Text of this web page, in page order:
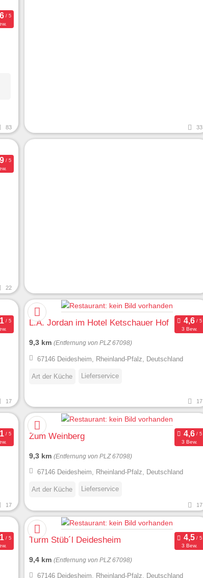
83 33
22
17
L.A. Jordan im Hotel Ketschauer Hof
3 Bew.
9,3 km (Entfernung von PLZ 67098)
67146 Deidesheim, Rheinland-Pfalz, Deutschland
Art der Küche Lieferservice
17
17
Zum Weinberg
3 Bew.
9,3 km (Entfernung von PLZ 67098)
67146 Deidesheim, Rheinland-Pfalz, Deutschland
Art der Küche Lieferservice
17
Turm Stüb´l Deidesheim
3 Bew.
9,4 km (Entfernung von PLZ 67098)
67146 Deidesheim, Rheinland-Pfalz, Deutschland